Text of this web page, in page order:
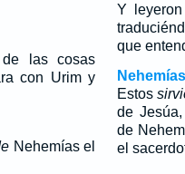
las cosas
con Urim y
Nehemías el
Y
que
Estos
de
de
el